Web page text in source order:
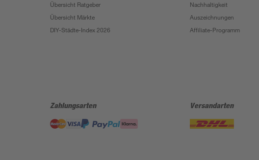
Übersicht Ratgeber
Übersicht Märkte
DIY-Städte-Index 2026
Nachhaltigkeit
Auszeichnungen
Affiliate-Programm
Zahlungsarten Versandarten